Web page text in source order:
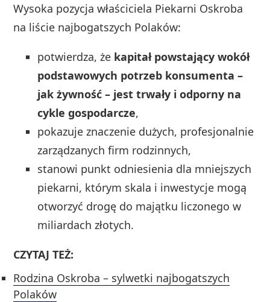
Wysoka pozycja właściciela Piekarni Oskroba
na liście najbogatszych Polaków:
potwierdza, że kapitał powstający wokół
podstawowych potrzeb konsumenta –
jak żywność – jest trwały i odporny na
cykle gospodarcze,
pokazuje znaczenie dużych, profesjonalnie
zarządzanych firm rodzinnych,
stanowi punkt odniesienia dla mniejszych
piekarni, którym skala i inwestycje mogą
otworzyć drogę do majątku liczonego w
miliardach złotych.
CZYTAJ TEŻ:
Rodzina Oskroba – sylwetki najbogatszych
Polaków